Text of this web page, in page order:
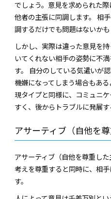
でしょう。意見を求められた
他者の主張に同調します。 相
調するだけでも問題はないかも
しかし、実際は違った意見を
いてくれない相手の姿勢に不
す。 自分のしている気遣いが
機嫌になってしまう場合もあ
現タイプと同様に、コミュニ
すく、後からトラブルに発展す
アサーティブ（自他を尊
アサーティブ（自他を尊重し
考えを尊重すると同時に、相
す。